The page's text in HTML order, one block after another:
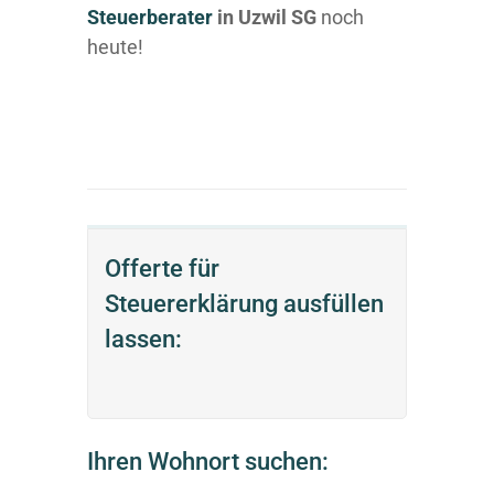
Offerte für
Steuererklärung ausfüllen
lassen:
Ihren Wohnort suchen:
Steuerberater in Uzwil SG noch
heute!